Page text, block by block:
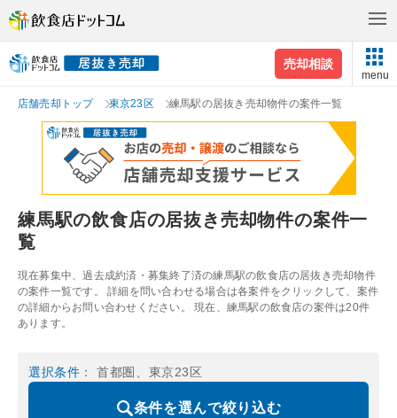
売却相談
menu
店舗売却トップ 東京23区 練馬駅の居抜き売却物件の案件一覧
練馬駅の飲食店の居抜き売却物件の案件一
覧
現在募集中、過去成約済・募集終了済の練馬駅の飲食店の居抜き売却物件
の案件一覧です。 詳細を問い合わせる場合は各案件をクリックして、案件
の詳細からお問い合わせください。 現在、練馬駅の飲食店の案件は20件
あります。
選択条件 ： 首都圏、東京23区
条件を選んで絞り込む